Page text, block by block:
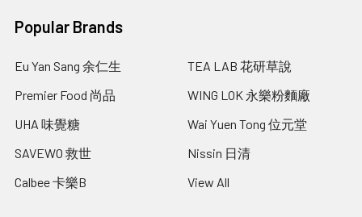
Popular Brands
Eu Yan Sang 余仁生
Premier Food 尚品
UHA 味覺糖
SAVEWO 救世
Calbee 卡樂B
TEA LAB 花研草說
WING LOK 永樂粉麵廠
Wai Yuen Tong 位元堂
Nissin 日清
View All